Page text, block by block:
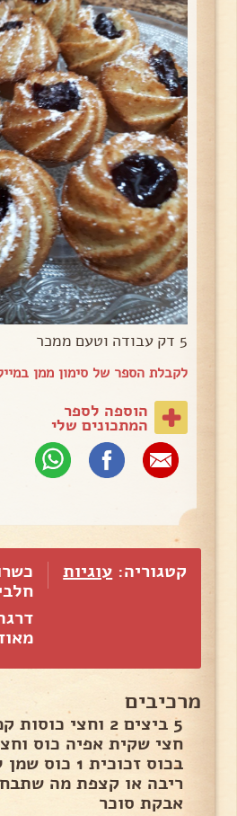
5 דק עבודה וטעם ממכר
לקבלת הספר של סימון ממן
הוספה לספר
המתכונים שלי
קטגוריה: עוגיות
מרכיבים
חצי שקית אפיה כוס
בכוס זכוכית 1
ריבה או קצפת מה
אבקת סוכר